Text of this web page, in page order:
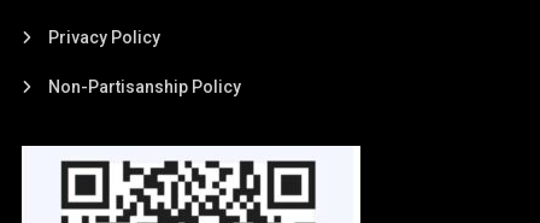
Privacy Policy
Non-Partisanship Policy